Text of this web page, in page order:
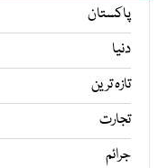
پاکستان
دنیا
تازہ ترین
تجارت
جرائم